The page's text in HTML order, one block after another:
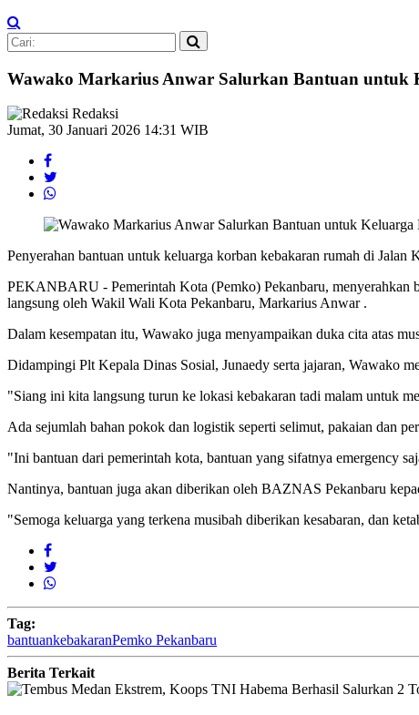
Wawako Markarius Anwar Salurkan Bantuan untuk
Redaksi
Jumat, 30 Januari 2026 14:31 WIB
Penyerahan bantuan untuk keluarga korban kebakaran rumah di Jalan
PEKANBARU - Pemerintah Kota (Pemko) Pekanbaru, menyerahkan
langsung oleh Wakil Wali Kota Pekanbaru, Markarius Anwar .
Dalam kesempatan itu, Wawako juga menyampaikan duka cita atas
Didampingi Plt Kepala Dinas Sosial, Junaedy serta jajaran, Wawako
"Siang ini kita langsung turun ke lokasi kebakaran tadi malam untuk
Ada sejumlah bahan pokok dan logistik seperti selimut, pakaian dan
"Ini bantuan dari pemerintah kota, bantuan yang sifatnya emergency
Nantinya, bantuan juga akan diberikan oleh BAZNAS Pekanbaru
"Semoga keluarga yang terkena musibah diberikan kesabaran, dan
Tag:
bantuankebakaranPemko Pekanbaru
Berita Terkait